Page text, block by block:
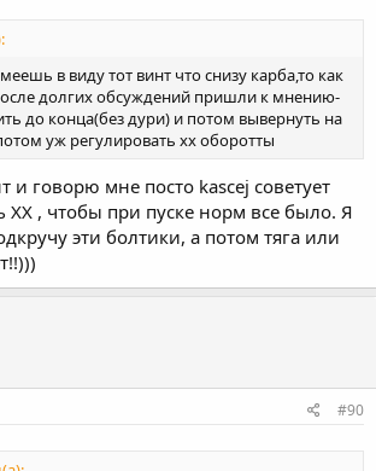
в виду тот винт что снизу карба,то как
долгих обсуждений пришли к мнению-
до конца(без дури) и потом вывернуть на
уж регулировать xx оборотты
и говорю мне посто kascej советует
ХХ , чтобы при пуске норм все было. Я
эти болтики, а потом тяга или
#90